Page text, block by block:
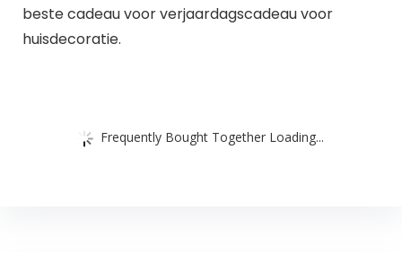
beste cadeau voor verjaardagscadeau voor
huisdecoratie.
Frequently Bought Together Loading...